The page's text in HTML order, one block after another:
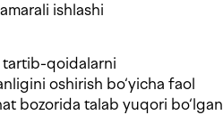
ishlashi
tartib-qoidalarni
oshirish bo‘yicha faol
bozorida talab yuqori bo‘lgan